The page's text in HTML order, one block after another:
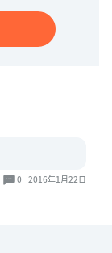
0 2016年1月22日